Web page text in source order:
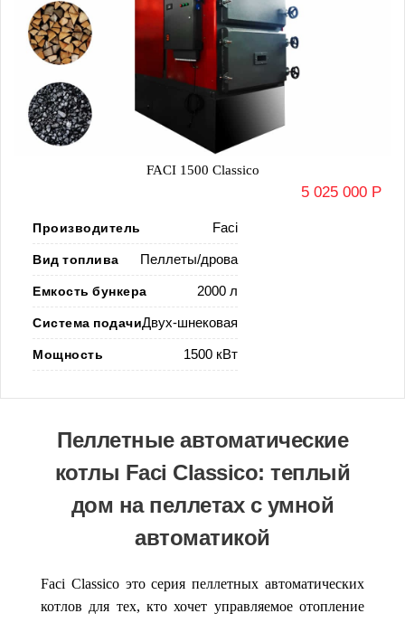
FACI 1500 Classico
5 025 000 Р
Производитель Faci
Вид топлива Пеллеты/дрова
Емкость бункера 2000 л
Система подачиДвух-шнековая
Мощность 1500 кВт
Пеллетные автоматические
котлы Faci Classico: теплый
дом на пеллетах с умной
автоматикой
Faci Classicoэто серия пеллетных автоматических
котлов для тех, кто хочет управляемое отопление